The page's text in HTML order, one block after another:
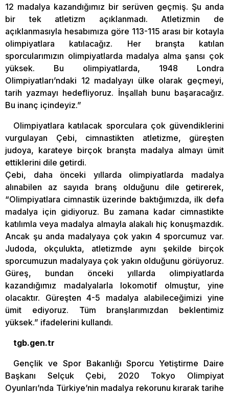
12 madalya kazandığımız bir serüven geçmiş. Şu anda
bir tek atletizm açıklanmadı. Atletizmin de
açıklanmasıyla hesabımıza göre 113-115 arası bir kotayla
olimpiyatlara katılacağız. Her branşta katılan
sporcularımızın olimpiyatlarda madalya alma şansı çok
yüksek. Bu olimpiyatlarda, 1948 Londra
Olimpiyatları’ndaki 12 madalyayı ülke olarak geçmeyi,
tarih yazmayı hedefliyoruz. İnşallah bunu başaracağız.
Bu inanç içindeyiz.”
Olimpiyatlara katılacak sporculara çok güvendiklerini
vurgulayan Çebi, cimnastikten atletizme, güreşten
judoya, karateye birçok branşta madalya almayı ümit
ettiklerini dile getirdi.
Çebi, daha önceki yıllarda olimpiyatlarda madalya
alınabilen az sayıda branş olduğunu dile getirerek,
“Olimpiyatlara cimnastik üzerinde baktığımızda, ilk defa
madalya için gidiyoruz. Bu zamana kadar cimnastikte
katılımla veya madalya almayla alakalı hiç konuşmazdık.
Ancak şu anda madalyaya çok yakın 4 sporcumuz var.
Judoda, okçulukta, atletizmde aynı şekilde birçok
sporcumuzun madalyaya çok yakın olduğunu görüyoruz.
Güreş, bundan önceki yıllarda olimpiyatlarda
kazandığımız madalyalarla lokomotif olmuştur, yine
olacaktır. Güreşten 4-5 madalya alabileceğimizi yine
ümit ediyoruz. Tüm branşlarımızdan beklentimiz
yüksek.” ifadelerini kullandı.
tgb.gen.tr
Gençlik ve Spor Bakanlığı Sporcu Yetiştirme Daire
Başkanı Selçuk Çebi, 2020 Tokyo Olimpiyat
Oyunları’nda Türkiye’nin madalya rekorunu kırarak tarihe